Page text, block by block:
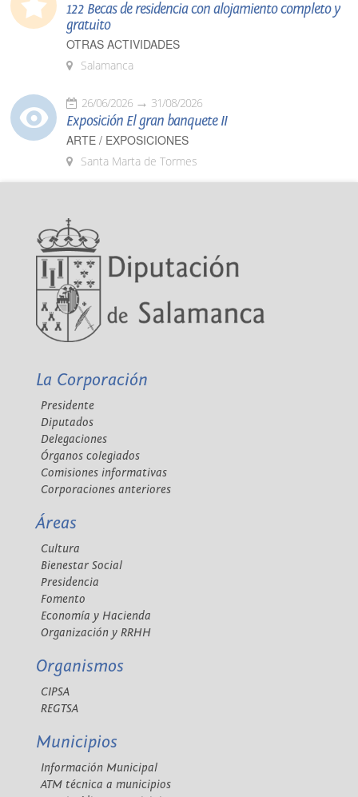
122 Becas de residencia con alojamiento completo y
gratuito
OTRAS ACTIVIDADES
Salamanca
26/06/2026 31/08/2026
Exposición El gran banquete II
ARTE / EXPOSICIONES
Santa Marta de Tormes
La Corporación
Presidente
Diputados
Delegaciones
Órganos colegiados
Comisiones informativas
Corporaciones anteriores
Áreas
Cultura
Bienestar Social
Presidencia
Fomento
Economía y Hacienda
Organización y RRHH
Organismos
CIPSA
REGTSA
Municipios
Información Municipal
ATM técnica a municipios